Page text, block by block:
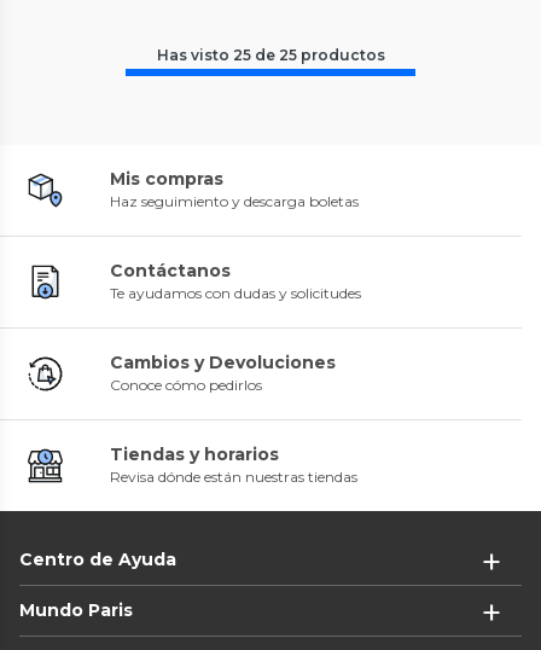
Has visto 25de 25 productos
Mis compras
Haz seguimiento y descarga boletas
Contáctanos
Te ayudamos con dudas y solicitudes
Cambios y Devoluciones
Conoce cómo pedirlos
Tiendas y horarios
Revisa dónde están nuestras tiendas
Centro de Ayuda
Mundo Paris